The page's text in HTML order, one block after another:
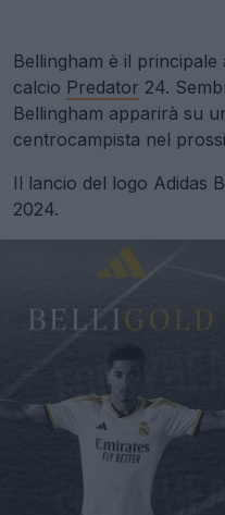
Bellingham è il
calcio Predator 24.
Bellingham apparirà su
centrocampista nel
Il lancio del logo Adidas
2024.